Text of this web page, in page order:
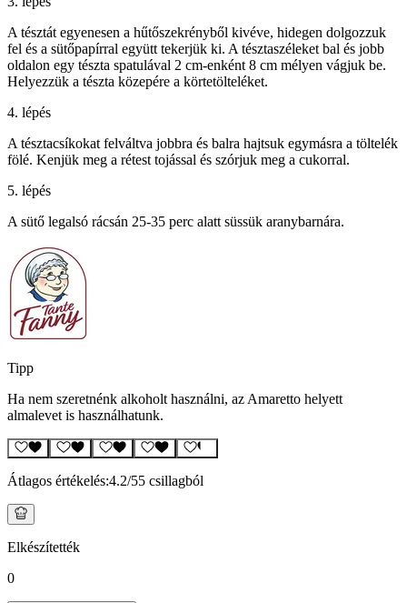
A tésztát egyenesen a hűtőszekrényből kivéve, hidegen dolgozzuk
fel és a sütőpapírral együtt tekerjük ki. A tésztaszéleket bal és jobb
oldalon egy tészta spatulával 2 cm-enként 8 cm mélyen vágjuk be.
Helyezzük a tészta közepére a körtetölteléket.
4. lépés
A tésztacsíkokat felváltva jobbra és balra hajtsuk egymásra a töltelék
fölé. Kenjük meg a rétest tojással és szórjuk meg a cukorral.
5. lépés
A sütő legalsó rácsán 25-35 perc alatt süssük aranybarnára.
Tipp
Ha nem szeretnénk alkoholt használni, az Amaretto helyett
almalevet is használhatunk.
Átlagos értékelés:4.2/55 csillagból
Elkészítették
0